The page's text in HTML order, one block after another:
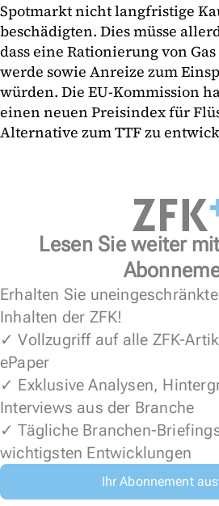
Spotmarkt nicht langfristige
beschädigten. Dies müsse
dass eine Rationierung von
werde sowie Anreize zum
würden. Die EU-Kommission
einen neuen Preisindex für
Alternative zum TTF zu
Lesen Sie weiter
Erhalten Sie
Inhalten der ZFK!
✓ Vollzugriff auf alle ZFK-
ePaper
✓ Exklusive Analysen,
Interviews aus der Branche
✓ Tägliche Branchen-
wichtigsten Entwicklungen
Ihr Abonnement